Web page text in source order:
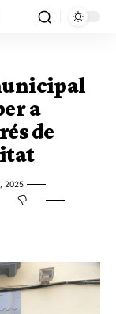
a
de
2025